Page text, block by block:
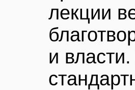
лекции
и